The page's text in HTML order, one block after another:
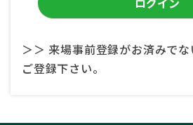
＞＞ 来場事前登録がお済みで
ご登録下さい。